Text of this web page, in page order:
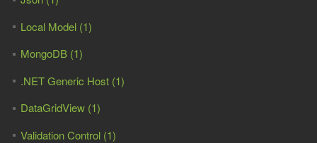
Local Model (1)
MongoDB (1)
.NET Generic Host (1)
DataGridView (1)
Validation Control (1)